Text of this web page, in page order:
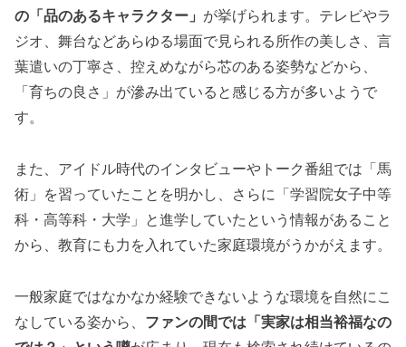
の「品のあるキャラクター」 が挙げられます。テレビやラ
ジオ、舞台などあらゆる場面で見られる所作の美しさ、言
葉遣いの丁寧さ、控えめながら芯のある姿勢などから、
「育ちの良さ」が滲み出ていると感じる方が多いようで
す。
また、アイドル時代のインタビューやトーク番組では「馬
術」を習っていたことを明かし、さらに「学習院女子中等
科・高等科・大学」と進学していたという情報があること
から、教育にも力を入れていた家庭環境がうかがえます。
一般家庭ではなかなか経験できないような環境を自然にこ
なしている姿から、 ファンの間では「実家は相当裕福なの